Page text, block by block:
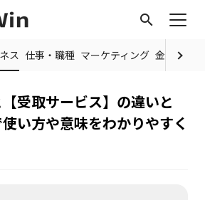
search
ス 仕事・職種 マーケティング 金融 制度
【受取サービス】の違いと
い方や意味をわかりやすく